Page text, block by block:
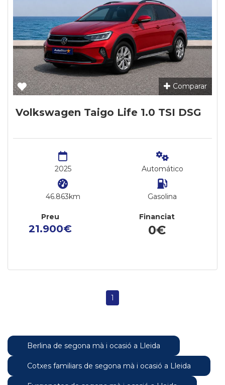
Comparar
Volkswagen Taigo Life 1.0 TSI DSG
2025
46.863km
Automático
Gasolina
Preu
21.900€
Financiat
0€
1
Berlina de segona mà i ocasió a Lleida
Cotxes familiars de segona mà i ocasió a Lleida